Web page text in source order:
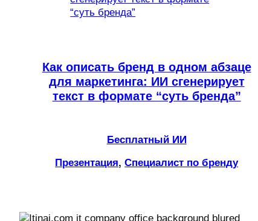
Как описать бренд в одном абзаце
для маркетинга: ИИ сгенерирует
текст в формате “суть бренда”
Бесплатный ИИ
Презентация, Специалист по бренду